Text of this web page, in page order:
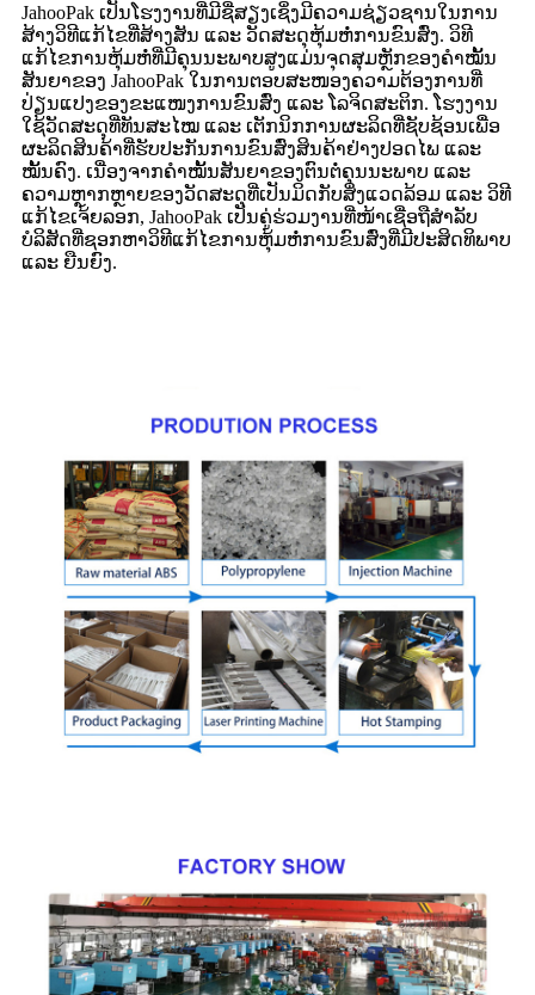
JahooPak ເປັນໂຮງງານທີ່ມີຊື່ສຽງເຊິ່ງມີຄວາມຊ່ຽວຊານໃນການ
ສ້າງວິທີແກ້ໄຂທີ່ສ້າງສັນ ແລະ ວັດສະດຸຫຸ້ມຫໍ່ການຂົນສົ່ງ. ວິທີ
ແກ້ໄຂການຫຸ້ມຫໍ່ທີ່ມີຄຸນນະພາບສູງແມ່ນຈຸດສຸມຫຼັກຂອງຄຳໝັ້ນ
ສັນຍາຂອງ JahooPak ໃນການຕອບສະໜອງຄວາມຕ້ອງການທີ່
ປ່ຽນແປງຂອງຂະແໜງການຂົນສົ່ງ ແລະ ໂລຈິດສະຕິກ. ໂຮງງານ
ໃຊ້ວັດສະດຸທີ່ທັນສະໄໝ ແລະ ເຕັກນິກການຜະລິດທີ່ຊັບຊ້ອນເພື່ອ
ຜະລິດສິນຄ້າທີ່ຮັບປະກັນການຂົນສົ່ງສິນຄ້າຢ່າງປອດໄພ ແລະ
ໝັ້ນຄົງ. ເນື່ອງຈາກຄຳໝັ້ນສັນຍາຂອງຕົນຕໍ່ຄຸນນະພາບ ແລະ
ຄວາມຫຼາກຫຼາຍຂອງວັດສະດຸທີ່ເປັນມິດກັບສິ່ງແວດລ້ອມ ແລະ ວິທີ
ແກ້ໄຂເຈ້ຍລອກ, JahooPak ເປັນຄູ່ຮ່ວມງານທີ່ໜ້າເຊື່ອຖືສຳລັບ
ບໍລິສັດທີ່ຊອກຫາວິທີແກ້ໄຂການຫຸ້ມຫໍ່ການຂົນສົ່ງທີ່ມີປະສິດທິພາບ
ແລະ ຍືນຍົງ.